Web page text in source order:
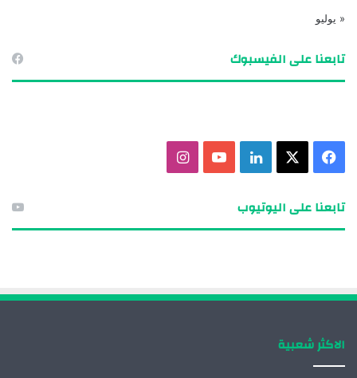
« يوليو
تابعنا على الفيسبوك
تابعنا على اليوتيوب
الاكثر شعبية